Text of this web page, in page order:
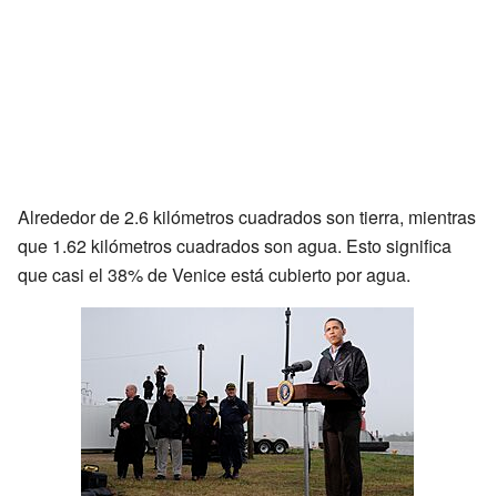
Alrededor de 2.6 kilómetros cuadrados son tierra, mientras
que 1.62 kilómetros cuadrados son agua. Esto significa
que casi el 38% de Venice está cubierto por agua.